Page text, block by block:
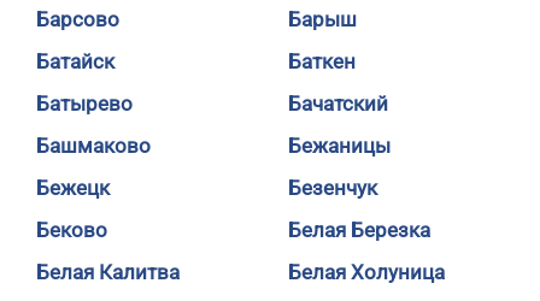
Барсово
Барыш
Батайск
Баткен
Батырево
Бачатский
Башмаково
Бежаницы
Бежецк
Безенчук
Беково
Белая Березка
Белая Калитва
Белая Холуница